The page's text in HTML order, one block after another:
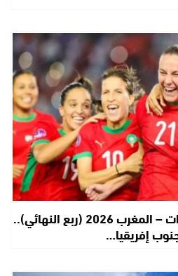
كأس أمم إفريقيا للسيدات – المغرب 2026 (ربع النهائي)..
إفريقيا…